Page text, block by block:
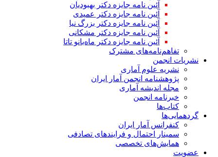
آئین‌ نامه جایزه دکتر بهبودیان
آئین نامه جایزه دکتر عمیدی
آئین نامه جایزه دکتر بزرگ نیا
آئین نامه جایزه دکتر مشکانی
آئین نامه جایزه دکتر ماه‌بانو تاتا
تفاهم‌نامه‌های مشترک
نشریات انجمن
نشریه علوم آماری
پژوهشنامه انجمن آمار ایران
مجله اندیشه آماری
خبرنامه انجمن
کتاب‌ها
گردهمایی‌ها
کنفرانس آمار ایران
سمینار احتمال و فرایندهای تصادفی
همایش‌های تخصصی
عضویت